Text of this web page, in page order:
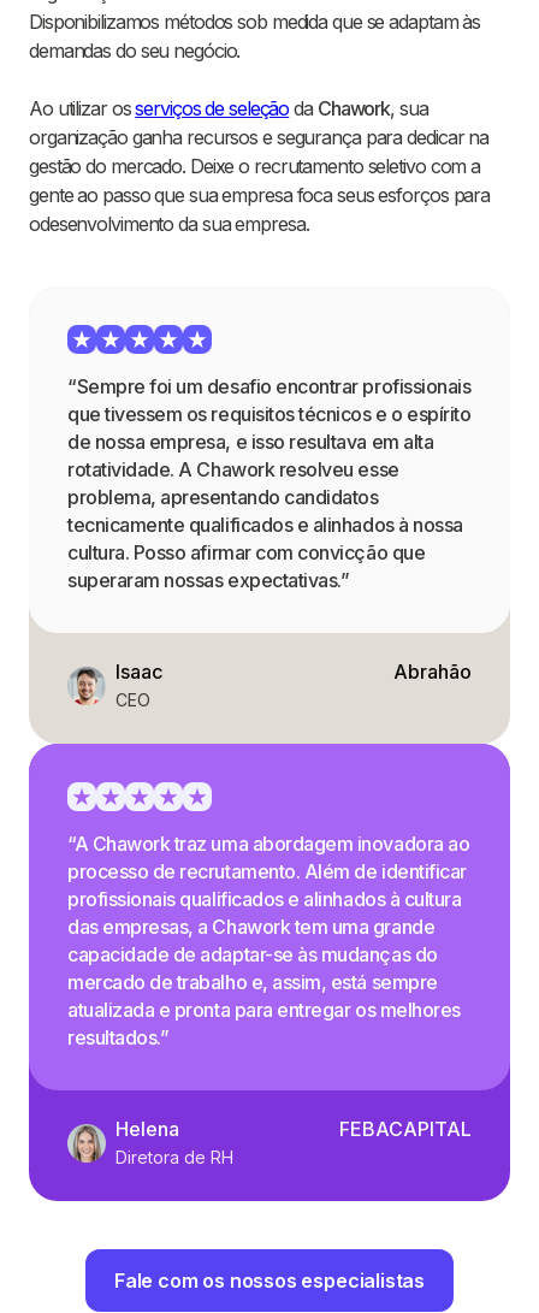
Disponibilizamos métodos sob medida que se adaptam às
demandas do seu negócio.
Ao utilizar osserviços de seleção da Chawork, sua
organização ganha recursos e segurança para dedicar na
gestão do mercado. Deixe o recrutamento seletivo com a
gente ao passo que sua empresa foca seus esforços para
odesenvolvimento da sua empresa.
“Sempre foi um desafio encontrar profissionais
que tivessem os requisitos técnicos e o espírito
de nossa empresa, e isso resultava em alta
rotatividade. A Chawork resolveu esse
problema, apresentando candidatos
tecnicamente qualificados e alinhados à nossa
cultura. Posso afirmar com convicção que
superaram nossas expectativas.”
Isaac
CEO
Abrahão
“A Chawork traz uma abordagem inovadora ao
processo de recrutamento. Além de identificar
profissionais qualificados e alinhados à cultura
das empresas, a Chawork tem uma grande
capacidade de adaptar-se às mudanças do
mercado de trabalho e, assim, está sempre
atualizada e pronta para entregar os melhores
resultados.”
Helena
Diretora de RH
FEBACAPITAL
Fale com os nossos especialistas